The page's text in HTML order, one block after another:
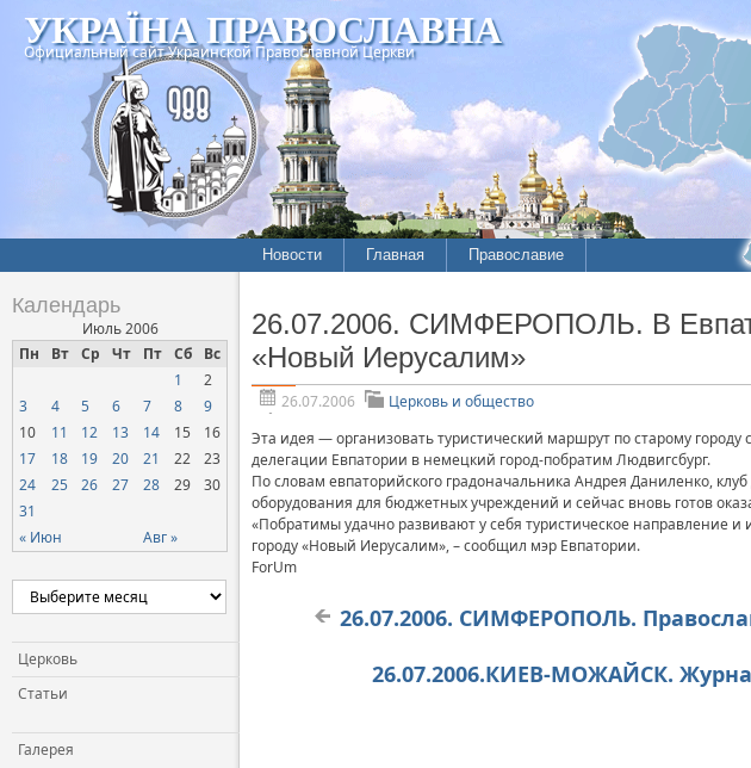
УКРАЇНА ПРАВОСЛАВНА
Официальный сайт Украинской Православной Церкви
Новости
Межконфессиональные
отношения
Нарушения прав
верующих
Официальная хроника
Расколы, ереси, секты
СОЦИАЛЬНОЕ
СЛУЖЕНИЕ
Церковь и власть
Церковь и СМИ
Главная Православие
История
Митрополиты
Хроники
Календарь
Июль 2006
Пн
Вт Ср Чт Пт Сб Вс
« Июн Авг »
1
2
3
4 5 6 7 8
9
10
11 12 13 14 15
16
17
18 19 20 21 22
23
24
25 26 27 28 29
30
31
Церковь
Статьи
Галерея
26.07.2006. СИМФЕРОПОЛЬ. В
«Новый Иерусалим»
26.07.2006
Церковь и общество
Эта идея — организовать туристический маршрут по старому
делегации Евпатории в немецкий город-побратим Людвигсбург.
По словам евпаторийского градоначальника Андрея Даниленко,
оборудования для бюджетных учреждений и сейчас вновь готов
«Побратимы удачно развивают у себя туристическое направление
городу «Новый Иерусалим», – сообщил мэр Евпатории.
ForUm
26.07.2006. СИМФЕРОПОЛЬ.
26.07.2006.КИЕВ-МОЖАЙСК.